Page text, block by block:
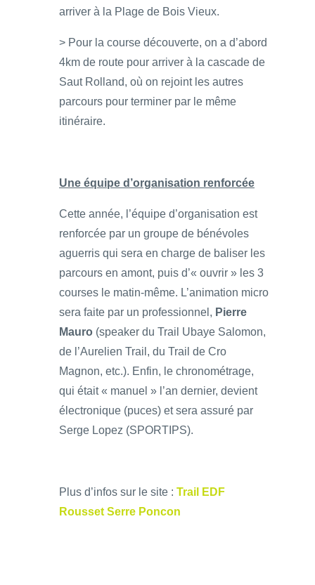
arriver à la Plage de Bois Vieux.
> Pour la course découverte, on a d’abord
4km de route pour arriver à la cascade de
Saut Rolland, où on rejoint les autres
parcours pour terminer par le même
itinéraire.
Une équipe d’organisation renforcée
Cette année, l’équipe d’organisation est
renforcée par un groupe de bénévoles
aguerris qui sera en charge de baliser les
parcours en amont, puis d’« ouvrir » les 3
courses le matin-même. L’animation micro
sera faite par un professionnel, Pierre
Mauro (speaker du Trail Ubaye Salomon,
de l’Aurelien Trail, du Trail de Cro
Magnon, etc.). Enfin, le chronométrage,
qui était « manuel » l’an dernier, devient
électronique (puces) et sera assuré par
Serge Lopez (SPORTIPS).
Plus d’infos sur le site : Trail EDF
Rousset Serre Poncon